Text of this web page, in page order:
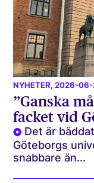
NYHETER, 2026-06-
”Ganska
facket vid
Det är
Göteborgs
snabbare än...